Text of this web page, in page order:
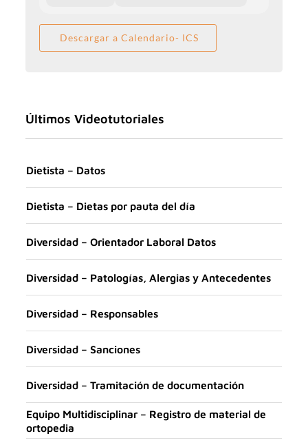
Descargar a Calendario- ICS
Últimos Videotutoriales
Dietista – Datos
Dietista – Dietas por pauta del día
Diversidad – Orientador Laboral Datos
Diversidad – Patologías, Alergias y Antecedentes
Diversidad – Responsables
Diversidad – Sanciones
Diversidad – Tramitación de documentación
Equipo Multidisciplinar – Registro de material de
ortopedia